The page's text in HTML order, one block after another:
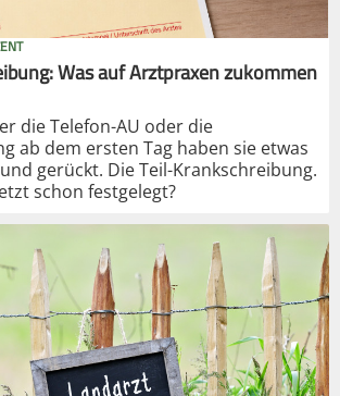
Was auf Arztpraxen zukommen
die Telefon-AU oder die
ab dem ersten Tag haben sie etwas
gerückt. Die Teil-Krankschreibung.
schon festgelegt?